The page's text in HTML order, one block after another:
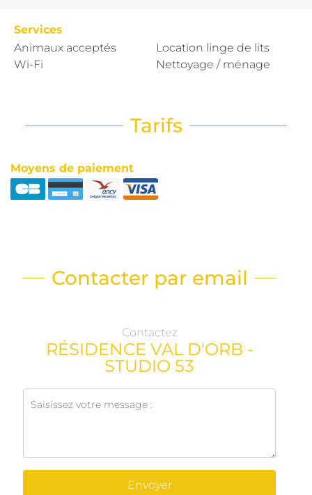
Services
Animaux acceptés
Wi-Fi
Location linge de lits
Nettoyage / ménage
Tarifs
Moyens de paiement
Contacter par email
Contactez
RÉSIDENCE VAL D'ORB -
STUDIO 53
Envoyer